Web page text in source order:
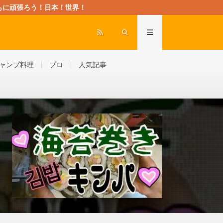
張ろう！日本！世界！
ンプ料理 プロ 人気記事